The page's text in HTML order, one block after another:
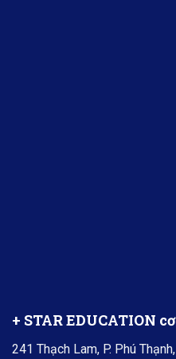
+ STAR EDUCATION
241 Thạch Lam, P. Phú